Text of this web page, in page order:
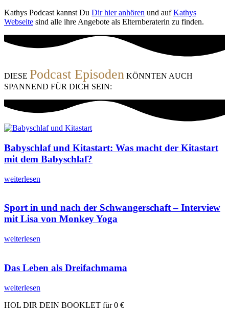
Kathys Podcast kannst Du Dir hier anhören und aufKathys
Webseite sind alle ihre Angebote als Elternberaterin zu finden.
DIESE Podcast Episoden KÖNNTEN AUCH
SPANNEND FÜR DICH SEIN:
Babyschlaf und Kitastart: Was macht der Kitastart
mit dem Babyschlaf?
weiterlesen
Sport in und nach der Schwangerschaft – Interview
mit Lisa von Monkey Yoga
weiterlesen
Das Leben als Dreifachmama
weiterlesen
HOL DIR DEIN BOOKLET für 0 €